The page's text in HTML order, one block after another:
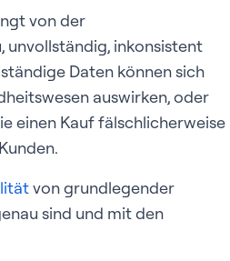
von der
unvollständig, inkonsistent
Daten können sich
auswirken, oder
einen Kauf fälschlicherweise
von grundlegender
sind und mit den